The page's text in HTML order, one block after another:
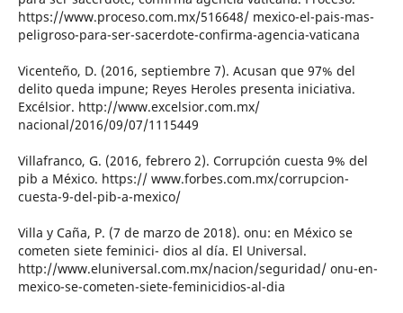
https://www.proceso.com.mx/516648/ mexico-el-pais-mas-
peligroso-para-ser-sacerdote-confirma-agencia-vaticana
Vicenteño, D. (2016, septiembre 7). Acusan que 97% del
delito queda impune; Reyes Heroles presenta iniciativa.
Excélsior. http://www.excelsior.com.mx/
nacional/2016/09/07/1115449
Villafranco, G. (2016, febrero 2). Corrupción cuesta 9% del
pib a México. https:// www.forbes.com.mx/corrupcion-
cuesta-9-del-pib-a-mexico/
Villa y Caña, P. (7 de marzo de 2018). onu: en México se
cometen siete feminici- dios al día. El Universal.
http://www.eluniversal.com.mx/nacion/seguridad/ onu-en-
mexico-se-cometen-siete-feminicidios-al-dia